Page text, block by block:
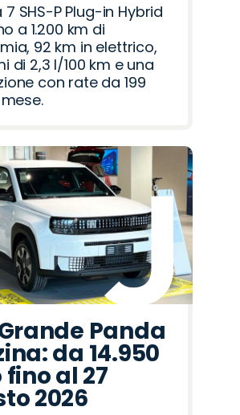
SHS-P Plug-in Hybrid
a 1.200 km di
92 km in elettrico,
di 2,3 l/100 km e una
con rate da 199
Panda
da 14.950
al 27
2026